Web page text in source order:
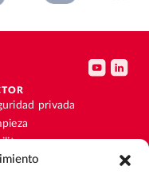
privada
y